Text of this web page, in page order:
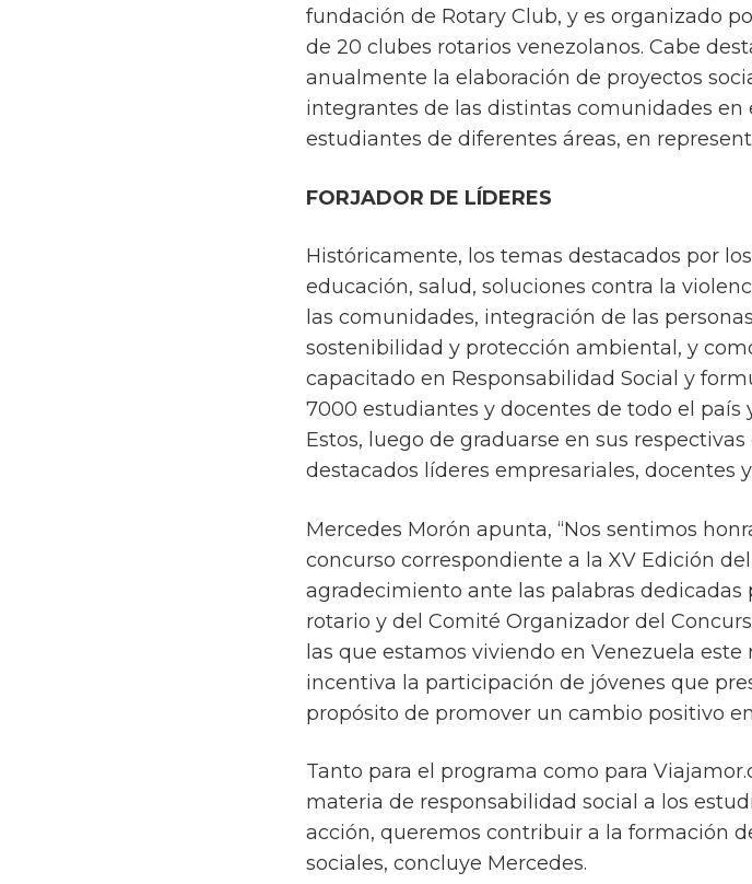
fundación de Rotary Club, y es organizado
de 20 clubes rotarios venezolanos. Cabe
anualmente la elaboración de proyectos
integrantes de las distintas comunidades
estudiantes de diferentes áreas, en
FORJADOR DE LÍDERES
Históricamente, los temas destacados por
educación, salud, soluciones contra la
las comunidades, integración de las
sostenibilidad y protección ambiental, y
capacitado en Responsabilidad Social y
7000 estudiantes y docentes de todo el país
Estos, luego de graduarse en sus
destacados líderes empresariales, docentes
Mercedes Morón apunta, “Nos sentimos
concurso correspondiente a la XV Edición
agradecimiento ante las palabras dedicadas
rotario y del Comité Organizador del
las que estamos viviendo en Venezuela
incentiva la participación de jóvenes que
propósito de promover un cambio positivo
Tanto para el programa como para
materia de responsabilidad social a los
acción, queremos contribuir a la formación
sociales, concluye Mercedes.